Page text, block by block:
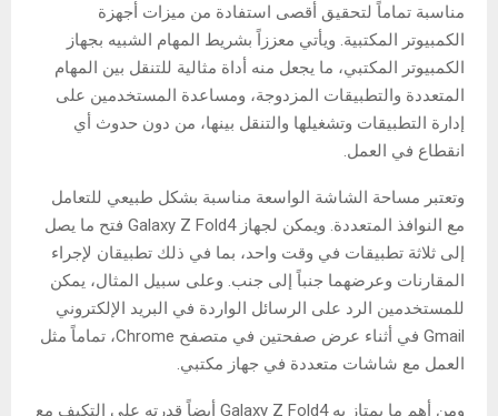
مناسبة تماماً لتحقيق أقصى استفادة من ميزات أجهزة
الكمبيوتر المكتبية. ويأتي معززاً بشريط المهام الشبيه بجهاز
الكمبيوتر المكتبي، ما يجعل منه أداة مثالية للتنقل بين المهام
المتعددة والتطبيقات المزدوجة، ومساعدة المستخدمين على
إدارة التطبيقات وتشغيلها والتنقل بينها، من دون حدوث أي
انقطاع في العمل.
وتعتبر مساحة الشاشة الواسعة مناسبة بشكل طبيعي للتعامل
مع النوافذ المتعددة. ويمكن لجهاز Galaxy Z Fold4 فتح ما يصل
إلى ثلاثة تطبيقات في وقت واحد، بما في ذلك تطبيقان لإجراء
المقارنات وعرضهما جنباً إلى جنب. وعلى سبيل المثال، يمكن
للمستخدمين الرد على الرسائل الواردة في البريد الإلكتروني
Gmail في أثناء عرض صفحتين في متصفح Chrome، تماماً مثل
العمل مع شاشات متعددة في جهاز مكتبي.
ومن أهم ما يمتاز به Galaxy Z Fold4 أيضاً قدرته على التكيف مع